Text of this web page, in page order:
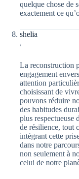
quelque chose de
exactement ce
shelia
/
La reconstruction
engagement
attention
choisissant de
pouvons réduire
des habitudes
plus respectueuse
de résilience, tout
intégrant cette
dans notre
non seulement à
celui de notre